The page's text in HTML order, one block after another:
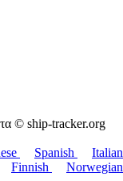
© ship-tracker.org
Spanish Italian
Finnish Norwegian